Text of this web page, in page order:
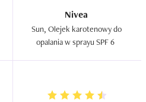
Nivea
Sun, Olejek karotenowy do